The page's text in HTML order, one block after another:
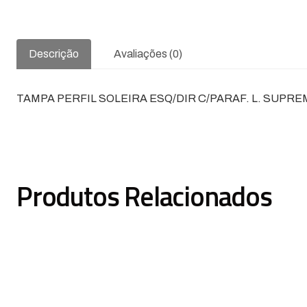
Descrição Avaliações (0)
TAMPA PERFIL SOLEIRA ESQ/DIR C/PARAF. L.
Produtos Relacionados